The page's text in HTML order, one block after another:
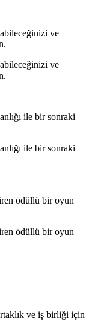
ve
ve
ile bir sonraki
ile bir sonraki
ödüllü bir oyun
ödüllü bir oyun
ve iş birliği için